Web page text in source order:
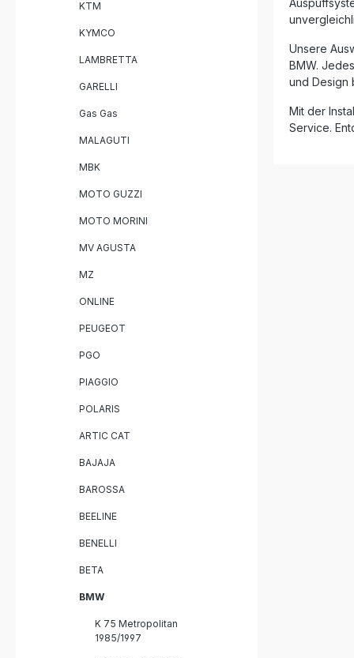
KTM
KYMCO
LAMBRETTA
GARELLI
Gas Gas
MALAGUTI
MBK
MOTO GUZZI
MOTO MORINI
MV AGUSTA
MZ
ONLINE
PEUGEOT
PGO
PIAGGIO
POLARIS
ARTIC CAT
BAJAJA
BAROSSA
BEELINE
BENELLI
BETA
BMW
K 75 Metropolitan
1985/1997
auf
optimierte
gegenüber
Play
Unsere
BMW.
und Design
Mit der
Service.